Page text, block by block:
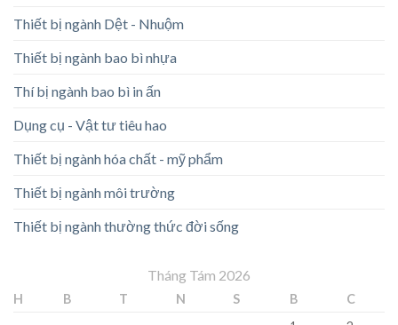
Thiết bị ngành Dệt - Nhuộm
Thiết bị ngành bao bì nhựa
Thí bị ngành bao bì in ấn
Dụng cụ - Vật tư tiêu hao
Thiết bị ngành hóa chất - mỹ phẩm
Thiết bị ngành môi trường
Thiết bị ngành thường thức đời sống
Tháng Tám 2026
H B T N S B
C